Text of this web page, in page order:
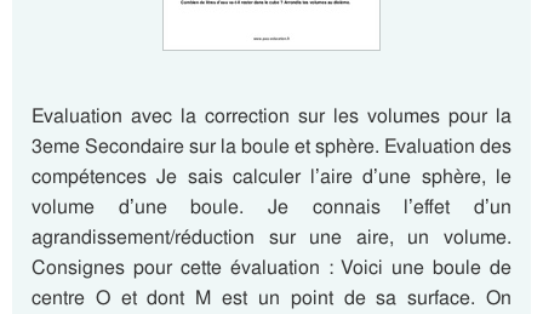
Evaluation avec la correction sur les volumes pour la
3eme Secondaire sur la boule et sphère. Evaluation des
compétences Je sais calculer l’aire d’une sphère, le
volume d’une boule. Je connais l’effet d’un
agrandissement/réduction sur une aire, un volume.
Consignes pour cette évaluation : Voici une boule de
centre O et dont M est un point de sa surface. On